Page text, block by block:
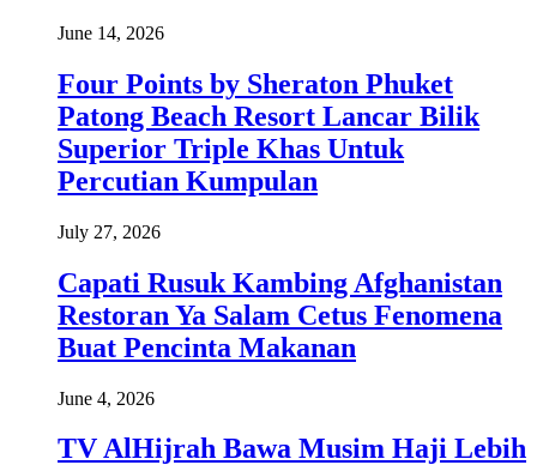
June 14, 2026
Four Points by Sheraton Phuket
Patong Beach Resort Lancar Bilik
Superior Triple Khas Untuk
Percutian Kumpulan
July 27, 2026
Capati Rusuk Kambing Afghanistan
Restoran Ya Salam Cetus Fenomena
Buat Pencinta Makanan
June 4, 2026
TV AlHijrah Bawa Musim Haji Lebih